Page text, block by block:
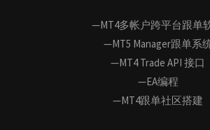
—MT4多帐户跨平台跟单
—MT5 Manager跟单系
—MT4 Trade API 接口
—EA编程
—MT4跟单社区搭建